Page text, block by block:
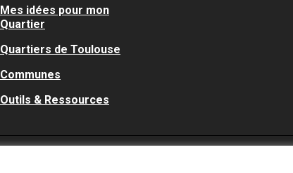
Mes idées pour mon
Quartier
Quartiers de Toulouse
Communes
Outils & Ressources